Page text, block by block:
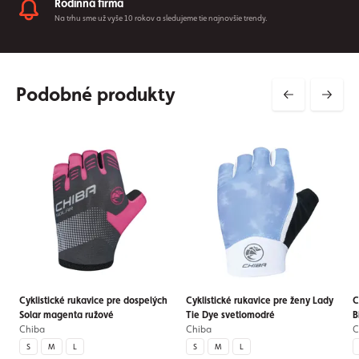
Rodinná firma
Na trhu sme už vyše 10 rokov a sledujeme tie najnovšie trendy.
Podobné produkty
Cyklistické rukavice pre dospelých
Solar magenta ružové
Chiba
S M L
Cyklistické rukavice pre ženy Lady
Tie Dye svetlomodré
Chiba
S M L